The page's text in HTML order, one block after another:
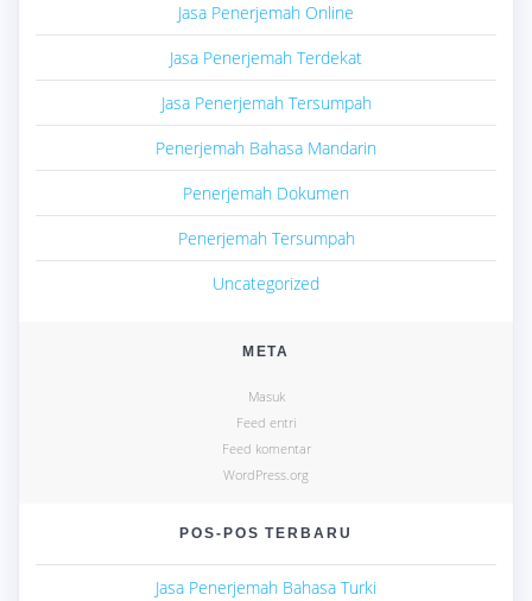
Jasa Penerjemah Online
Jasa Penerjemah Terdekat
Jasa Penerjemah Tersumpah
Penerjemah Bahasa Mandarin
Penerjemah Dokumen
Penerjemah Tersumpah
Uncategorized
META
Masuk
Feed entri
Feed komentar
WordPress.org
POS-POS TERBARU
Jasa Penerjemah Bahasa Turki